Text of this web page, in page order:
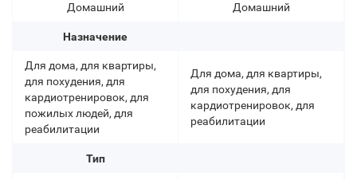
Домашний
Назначение
Для дома, для квартиры,
для похудения, для
кардиотренировок, для
пожилых людей, для
реабилитации
Тип
Домашний
Для дома, для квартиры,
для похудения, для
кардиотренировок, для
реабилитации